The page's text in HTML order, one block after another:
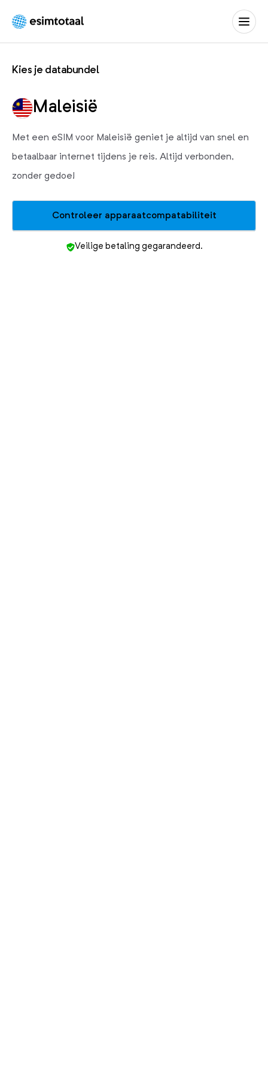
Kies je databundel
Maleisië
Met een eSIM voor Maleisië geniet je altijd van snel en
betaalbaar internet tijdens je reis. Altijd verbonden,
zonder gedoe!
Controleer apparaatcompatabiliteit
Veilige betaling gegarandeerd.